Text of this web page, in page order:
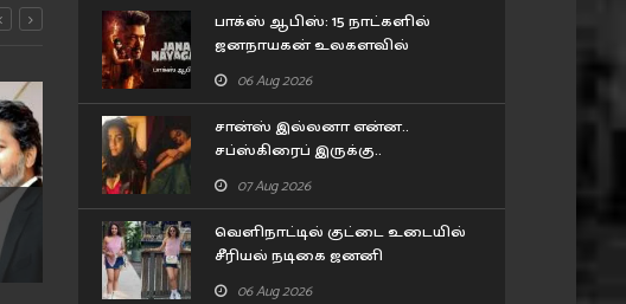
‘ராமாயணா’ திரைப்படம்
நவம்பர் 6-ல் உலகம் முழுவ..
07 Aug 2026 113
டபுள்.. ட்ரிபிள் ட்ரீட்.. இவங்க
காட்டுல தான்..
பாக்ஸ் ஆபிஸ்: 15 நாட்களில்
ஜனநாயகன் உலகளவில்
செய்துள்ள வசூல்..
06 Aug 2026
சான்ஸ் இல்லனா என்ன..
சப்ஸ்கிரைப் இருக்கு..
இன்ஸ்டாகிராமில் கல்லா கட்டும்
அபிராமி!
07 Aug 2026
வெளிநாட்டில் குட்டை உடையில்
சீரியல் நடிகை ஜனனி
வெளியிட்ட போட்டோஸ்
06 Aug 2026